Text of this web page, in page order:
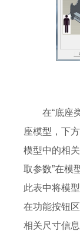
在“底座
座模型，下
模型中的相
取参数”在模
此表中将模
在功能按钮
相关尺寸信息